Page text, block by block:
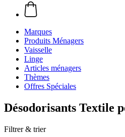
Marques
Produits Ménagers
Vaisselle
Linge
Articles ménagers
Thèmes
Offres Spéciales
Désodorisants Textile
Filtrer & trier